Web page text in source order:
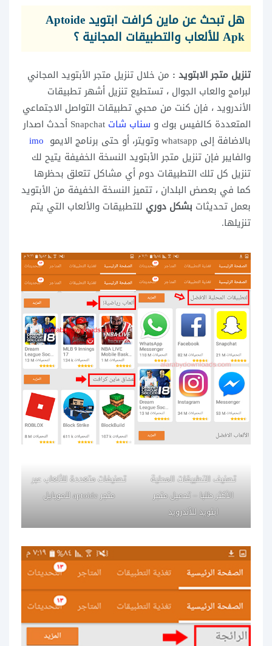
هل تبحث عن ماين كرافت ابتويد Aptoide
Apk للألعاب والتطبيقات المجانية ؟
تنزيل متجر الابتويد : من خلال تنزيل متجر الأبتويد المجاني
لبرامج والعاب الجوال ، تستطيع تنزيل أشهر تطبيقات
الأندرويد ، فإن كنت من محبي تطبيقات التواصل الاجتماعي
المتعددة كالفيس بوك و سناب شات
Snapchat أحدث اصدار
بالاضافة إلى whatsapp وتويتر، أو حتى برنامج الايمو
imo
والفايبر فإن تنزيل متجر الأبتويد النسخة الخفيفة يتيح لك
تنزيل كل تلك التطبيقات دوم أي مشاكل تتعلق بحظرها
كما في بعصض البلدان ، تتميز النسخة الخفيفة من الأبتويد
بعمل تحديثات بشكل دوري للتطبيقات والألعاب التي يتم
تنزيلها.
تصنيف التطبيقات المحلية
الأكثر طلبا – تحميل متجر
ابتويد للأندرويد
تصنيفات متعددة للألعاب عبر
متجر aptoide للموبايل